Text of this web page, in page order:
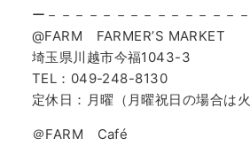
ー－－－－－－－－－－－－－－
@FARM FARMER’S MARKET
埼玉県川越市今福1043-3
TEL：049-248-8130
定休日：月曜（月曜祝日の場合は火
＠FARM Café